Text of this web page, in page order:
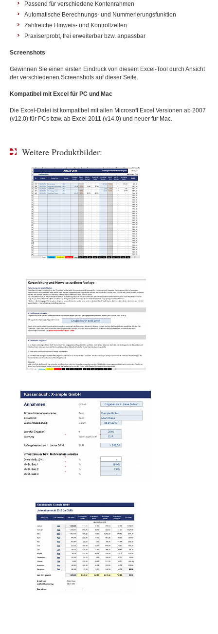
Passend für verschiedene Kontenrahmen
Automatische Berechnungs- und Nummerierungsfunktion
Zahlreiche Hinweis- und Kontrollzellen
Praxiserprobt, frei erweiterbar bzw. anpassbar
Screenshots
Gewinnen Sie einen ersten Eindruck von diesem Excel-Tool durch Ansicht
der verschiedenen Screenshots auf dieser Seite.
Kompatibel mit Excel für PC und Mac
Die Excel-Datei ist kompatibel mit allen Microsoft Excel Versionen ab 2007
(v12.0) für PCs bzw. ab Excel 2011 (v14.0) und neuer für Mac.
Weitere Produktbilder: